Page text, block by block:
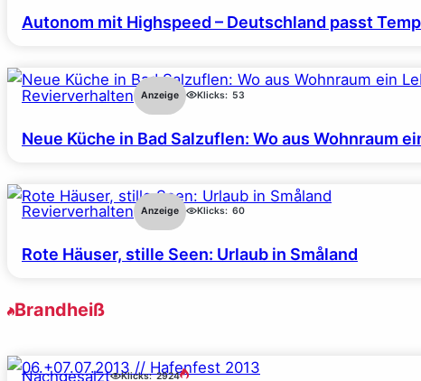
Autonom mit Highspeed – Deutschland passt
Revierverhalten Anzeige Klicks: 53
Neue Küche in Bad Salzuflen: Wo aus Wohnraum
Revierverhalten Anzeige Klicks: 60
Rote Häuser, stille Seen: Urlaub in Småland
Brandheiß
Nachgesalzt Klicks: 2924